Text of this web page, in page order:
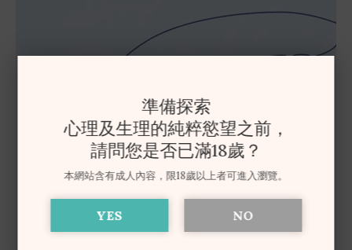
準備探索
心理及生理的純粹慾望之前，
請問您是否已滿18歲？
本網站含有成人內容，限18歲以上者可進入瀏覽。
YES NO